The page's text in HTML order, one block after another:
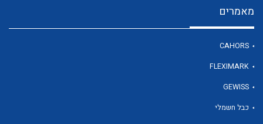
מאמרים
CAHORS
FLEXIMARK
GEWISS
כבל חשמלי